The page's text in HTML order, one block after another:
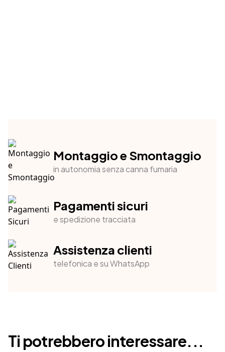
Montaggio e Smontaggio
in autonomia senza canna fumaria
Pagamenti sicuri
e spedizione tracciata
Assistenza clienti
telefonica e su WhatsApp
Ti potrebbero interessare...